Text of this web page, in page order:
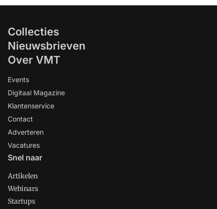
Collecties
Nieuwsbrieven
Over VMT
Events
Digitaal Magazine
Klantenservice
Contact
Adverteren
Vacatures
Snel naar
Artikelen
Webinars
Startups